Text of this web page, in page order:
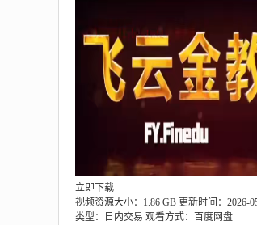
立即下载
视频资源大小：1.86 GB 更新时间：2026-
类型：日内交易 观看方式：百度网盘